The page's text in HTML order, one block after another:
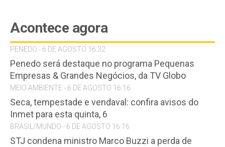
Acontece agora
PENEDO - 6 DE AGOSTO 16:32
Penedo será destaque no programa Pequenas
Empresas & Grandes Negócios, da TV Globo
MEIO AMBIENTE - 6 DE AGOSTO 16:16
Seca, tempestade e vendaval: confira avisos do
Inmet para esta quinta, 6
BRASIL/MUNDO - 6 DE AGOSTO 16:16
STJ condena ministro Marco Buzzi a perda de